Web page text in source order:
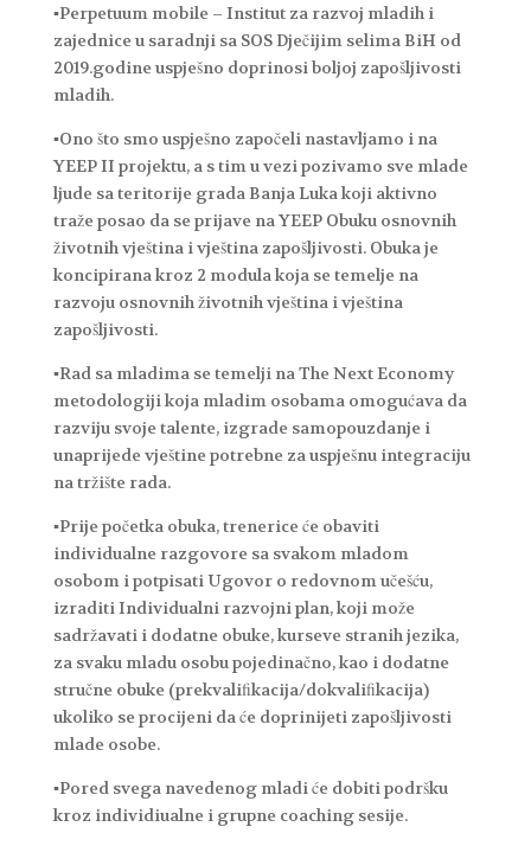
▪Perpetuum mobile – Institut za razvoj mladih i
zajednice u saradnji sa SOS Dječijim selima BiH od
2019.godine uspješno doprinosi boljoj zapošljivosti
mladih.
▪Ono što smo uspješno započeli nastavljamo i na
YEEP II projektu, a s tim u vezi pozivamo sve mlade
ljude sa teritorije grada Banja Luka koji aktivno
traže posao da se prijave na YEEP Obuku osnovnih
životnih vještina i vještina zapošljivosti. Obuka je
koncipirana kroz 2 modula koja se temelje na
razvoju osnovnih životnih vještina i vještina
zapošljivosti.
▪Rad sa mladima se temelji na The Next Economy
metodologiji koja mladim osobama omogućava da
razviju svoje talente, izgrade samopouzdanje i
unaprijede vještine potrebne za uspješnu integraciju
na tržište rada.
▪Prije početka obuka, trenerice će obaviti
individualne razgovore sa svakom mladom
osobom i potpisati Ugovor o redovnom učešću,
izraditi Individualni razvojni plan, koji može
sadržavati i dodatne obuke, kurseve stranih jezika,
za svaku mladu osobu pojedinačno, kao i dodatne
stručne obuke (prekvaliﬁkacija/dokvaliﬁkacija)
ukoliko se procijeni da će doprinijeti zapošljivosti
mlade osobe.
▪Pored svega navedenog mladi će dobiti podršku
kroz individiualne i grupne coaching sesije.